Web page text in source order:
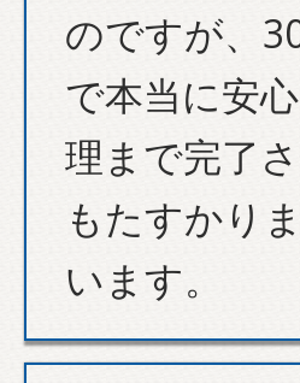
のですが、
で本当に安
理まで完了
もたすかり
います。